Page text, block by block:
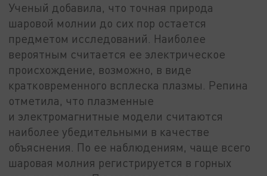
Ученый добавила, что точная природа
шаровой молнии до сих пор остается
предметом исследований. Наиболее
вероятным считается ее электрическое
происхождение, возможно, в виде
кратковременного всплеска плазмы. Репина
отметила, что плазменные
и электромагнитные модели считаются
наиболее убедительными в качестве
объяснения. По ее наблюдениям, чаще всего
шаровая молния регистрируется в горных